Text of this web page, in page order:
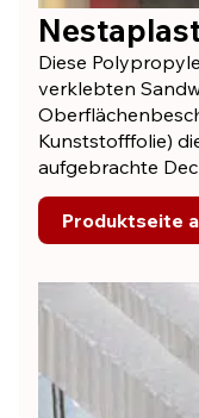
Diese
verklebten
Kunststofffolie)
aufgebrachte
Produktseite